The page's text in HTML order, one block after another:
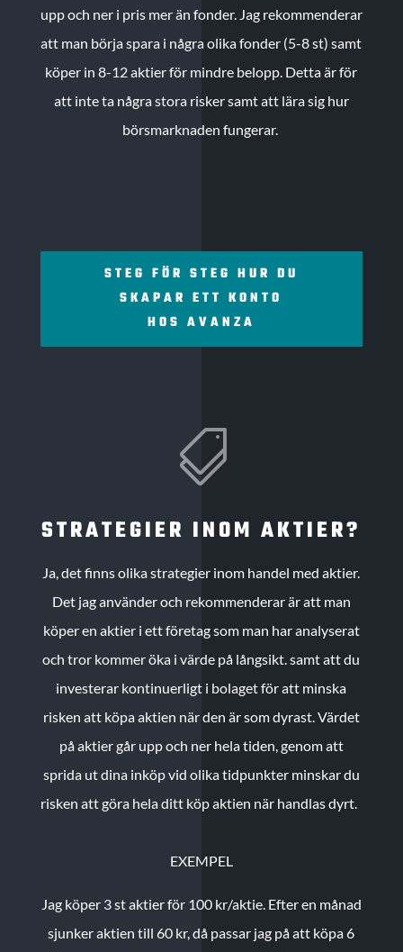
upp och ner i pris mer än fonder. Jag rekommenderar
att man börja spara i några olika fonder (5-8 st) samt
köper in 8-12 aktier för mindre belopp. Detta är för
att inte ta några stora risker samt att lära sig hur
börsmarknaden fungerar.
STEG FÖR STEG HUR DU
SKAPAR ETT KONTO
HOS AVANZA

STRATEGIER INOM AKTIER?
Ja, det finns olika strategier inom handel med aktier.
Det jag använder och rekommenderar är att man
köper en aktier i ett företag som man har analyserat
och tror kommer öka i värde på långsikt. samt att du
investerar kontinuerligt i bolaget för att minska
risken att köpa aktien när den är som dyrast. Värdet
på aktier går upp och ner hela tiden, genom att
sprida ut dina inköp vid olika tidpunkter minskar du
risken att göra hela ditt köp aktien när handlas dyrt.
EXEMPEL
Jag köper 3 st aktier för 100 kr/aktie. Efter en månad
sjunker aktien till 60 kr, då passar jag på att köpa 6